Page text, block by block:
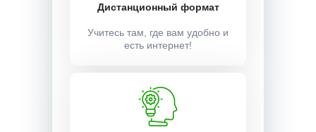
Учебный план:
Получить
Стоимость:
3000 ₽
Дистанционный формат
Учитесь там, где вам удобно и
есть интернет!